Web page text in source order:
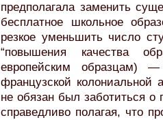
предполагала заменить
бесплатное школьное
резкое уменьшить число
“повышения качества
европейским образцам)
французской
не обязан был заботиться о
справедливо полагая, что